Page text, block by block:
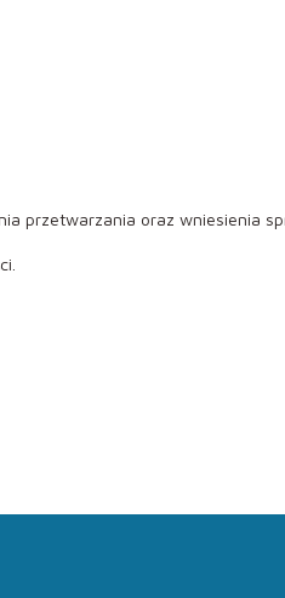
przetwarzania oraz wniesienia